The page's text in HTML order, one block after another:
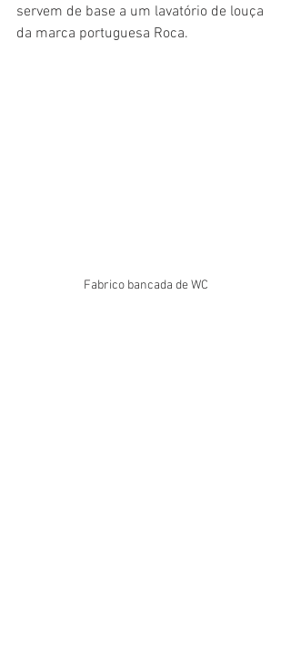
servem de base a um lavatório de louça
da marca portuguesa Roca.
Fabrico bancada de WC